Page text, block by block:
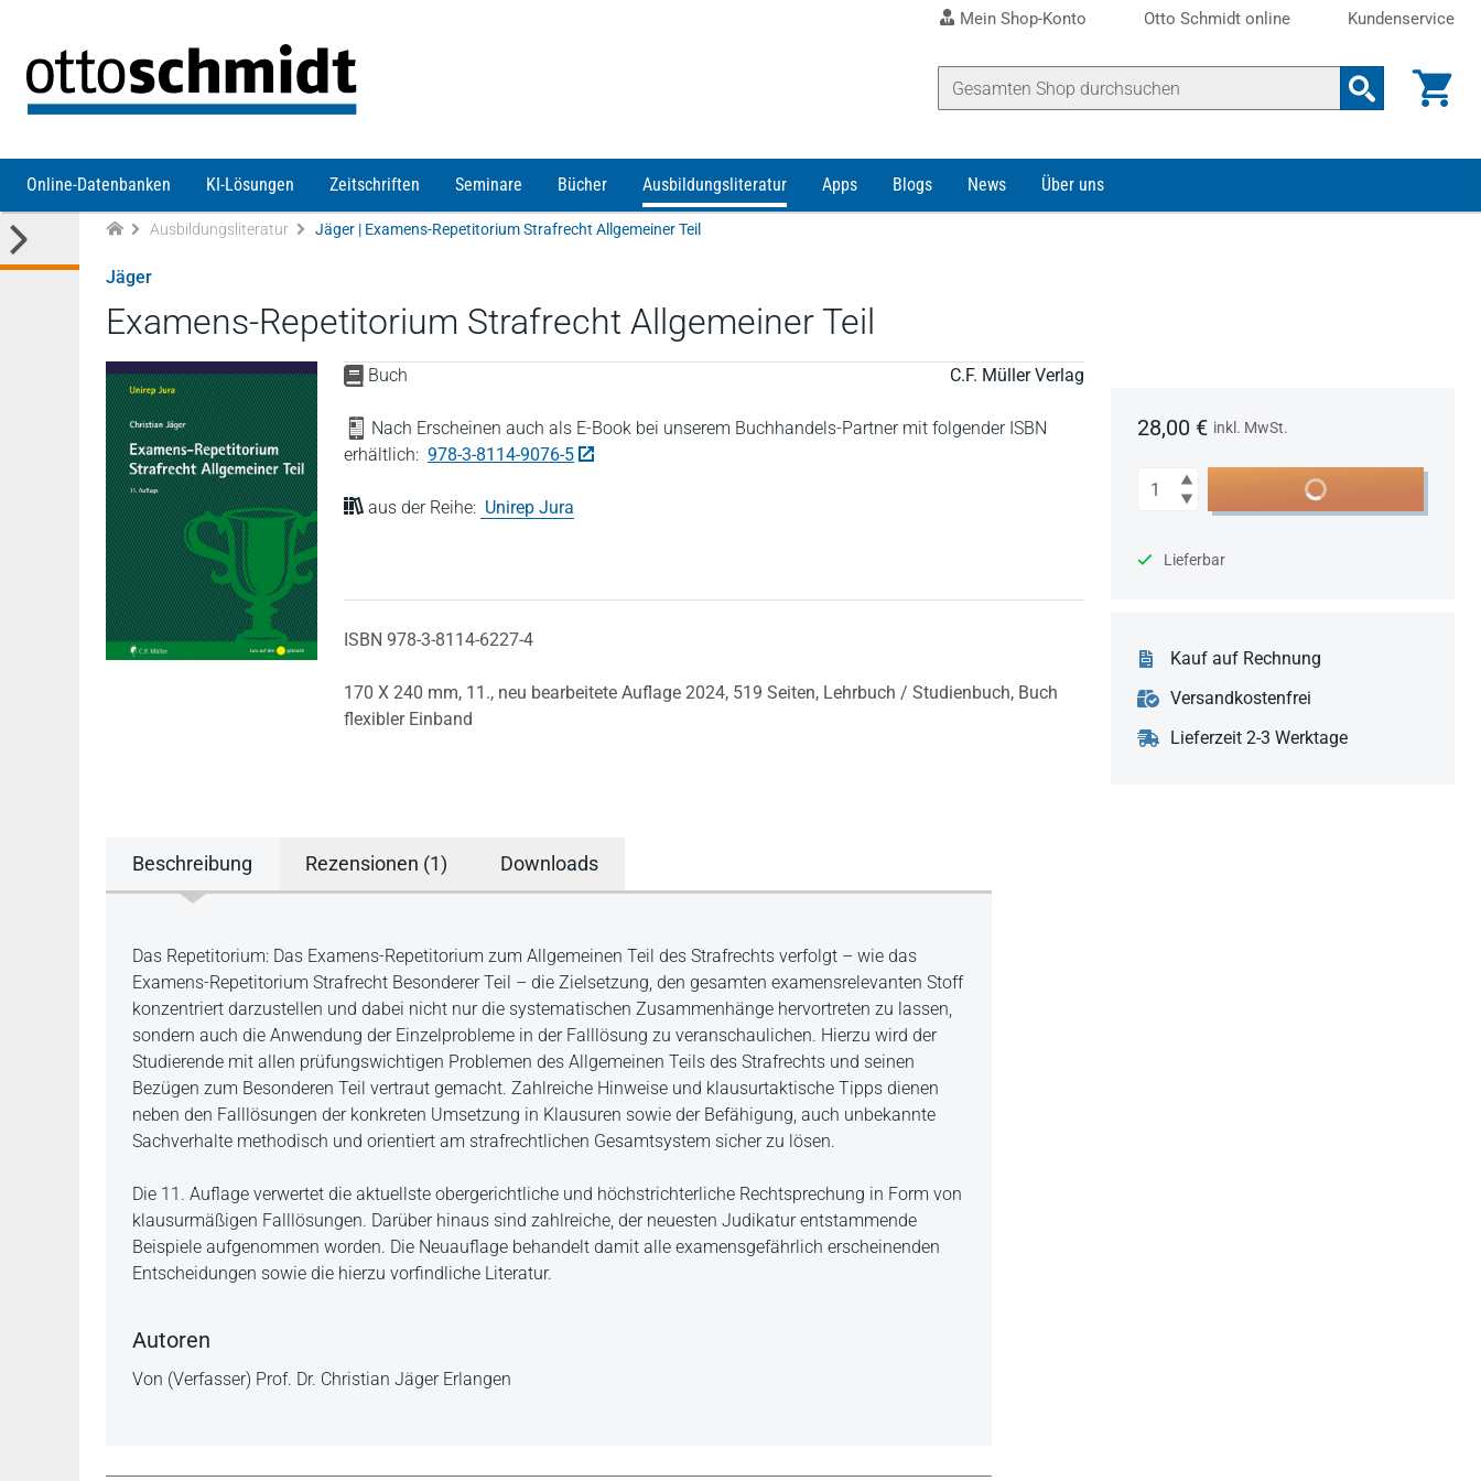
Mein Shop-Konto Otto Schmidt online Kundenservice
Online-Datenbanken KI-Lösungen Zeitschriften Seminare Bücher Ausbildungsliteratur Apps Blogs News Über uns
Ausbildungsliteratur Jäger | Examens-Repetitorium Strafrecht Allgemeiner Teil
Jäger
Examens-Repetitorium Strafrecht Allgemeiner Teil
Buch C.F. Müller Verlag
Nach Erscheinen auch als E-Book bei unserem Buchhandels-Partner mit folgender ISBN
erhältlich: 978-3-8114-9076-5
aus der Reihe: Unirep Jura
ISBN 978-3-8114-6227-4
170 X 240 mm, 11., neu bearbeitete Auflage 2024, 519 Seiten, Lehrbuch / Studienbuch, Buch
flexibler Einband
28,00 € inkl. MwSt.
Anzahl In den Warenkorb
Lieferbar
Kauf auf Rechnung
Versandkostenfrei
Lieferzeit 2-3 Werktage
Beschreibung Rezensionen (1) Downloads
Beschreibung
Das Repetitorium: Das Examens-Repetitorium zum Allgemeinen Teil des Strafrechts verfolgt – wie das
Examens-Repetitorium Strafrecht Besonderer Teil – die Zielsetzung, den gesamten examensrelevanten Stoff
konzentriert darzustellen und dabei nicht nur die systematischen Zusammenhänge hervortreten zu lassen,
sondern auch die Anwendung der Einzelprobleme in der Falllösung zu veranschaulichen. Hierzu wird der
Studierende mit allen prüfungswichtigen Problemen des Allgemeinen Teils des Strafrechts und seinen
Bezügen zum Besonderen Teil vertraut gemacht. Zahlreiche Hinweise und klausurtaktische Tipps dienen
neben den Falllösungen der konkreten Umsetzung in Klausuren sowie der Befähigung, auch unbekannte
Sachverhalte methodisch und orientiert am strafrechtlichen Gesamtsystem sicher zu lösen.
Die 11. Auflage verwertet die aktuellste obergerichtliche und höchstrichterliche Rechtsprechung in Form von
klausurmäßigen Falllösungen. Darüber hinaus sind zahlreiche, der neuesten Judikatur entstammende
Beispiele aufgenommen worden. Die Neuauflage behandelt damit alle examensgefährlich erscheinenden
Entscheidungen sowie die hierzu vorfindliche Literatur.
Autoren
Von (Verfasser) Prof. Dr. Christian Jäger Erlangen